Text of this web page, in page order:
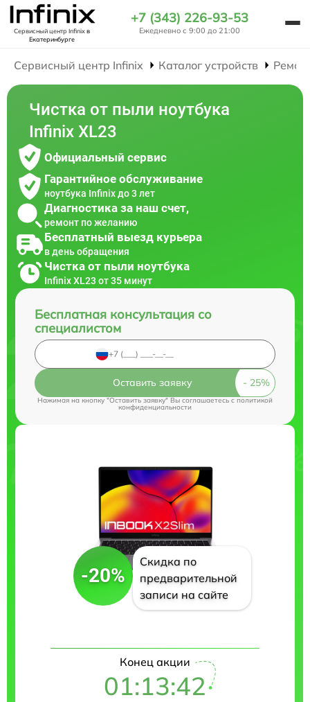
Сервисный центр Infinixв
Екатеринбурге
+7 (343) 226-93-53
Ежедневно с 9:00 до 21:00
Сервисный центр Infinix Каталог устройств
Чистка от пыли ноутбука
Infinix XL23
Официальный сервис
Гарантийное обслуживание
ноутбука Infinix до 3 лет
Диагностика за наш счет,
ремонт по желанию
Бесплатный выезд курьера
в день обращения
Чистка от пыли ноутбука
Infinix XL23 от 35 минут
Бесплатная консультация со
специалистом
Оставить заявку
Нажимая на кнопку "Оставить заявку" Вы соглашаетесь cполитикой
конфиденциальности
-20%
Скидка по
предварительной
записи на сайте
Конец акции
01:13:41